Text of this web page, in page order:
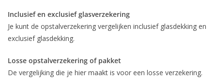
Inclusief en exclusief glasverzekering
Je kunt de opstalverzekering vergelijken inclusief glasdekking en
exclusief glasdekking.
Losse opstalverzekering of pakket
De vergelijking die je hier maakt is voor een losse verzekering.